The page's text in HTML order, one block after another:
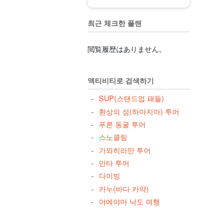
최근 체크한 플랜
閲覧履歴はありません。
액티비티로 검색하기
SUP(스탠드업 패들)
환상의 섬(하마지마) 투어
푸른 동굴 투어
스노클링
가와히라만 투어
만타 투어
다이빙
카누(바다 카약)
야에야마 낙도 여행